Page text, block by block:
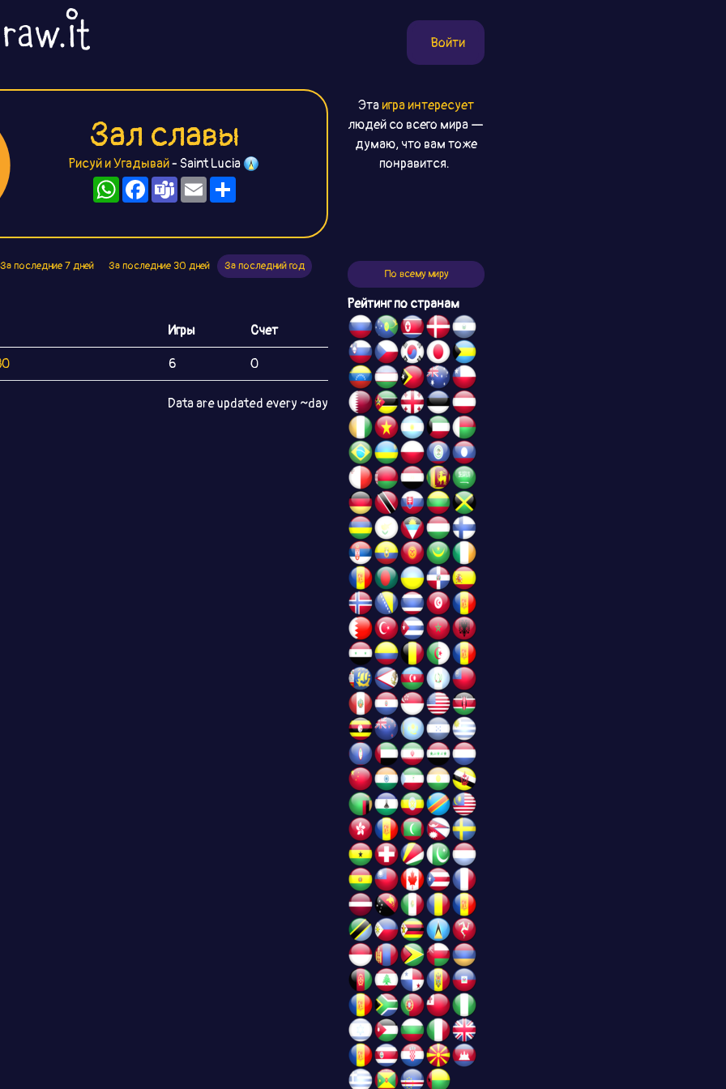
Войти
Зал славы
Рисуй и Угадывай- Saint Lucia
WhatsAppFacebook
TeamsEmailРесурс
Этаигра интересует
людей со всего мира —
думаю, что вам тоже
понравится.
За последние 7 дней За последние 30 дней
За последний год
Игры Счет
6 0
Data are updated every ~day
По всему миру
Рейтинг по странам